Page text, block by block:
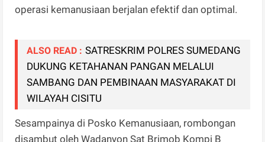
operasi kemanusiaan berjalan efektif dan optimal.
ALSO READ : SATRESKRIM POLRES SUMEDANG
DUKUNG KETAHANAN PANGAN MELALUI
SAMBANG DAN PEMBINAAN MASYARAKAT DI
WILAYAH CISITU
Sesampainya di Posko Kemanusiaan, rombongan
disambut oleh Wadanyon Sat Brimob Kompi B